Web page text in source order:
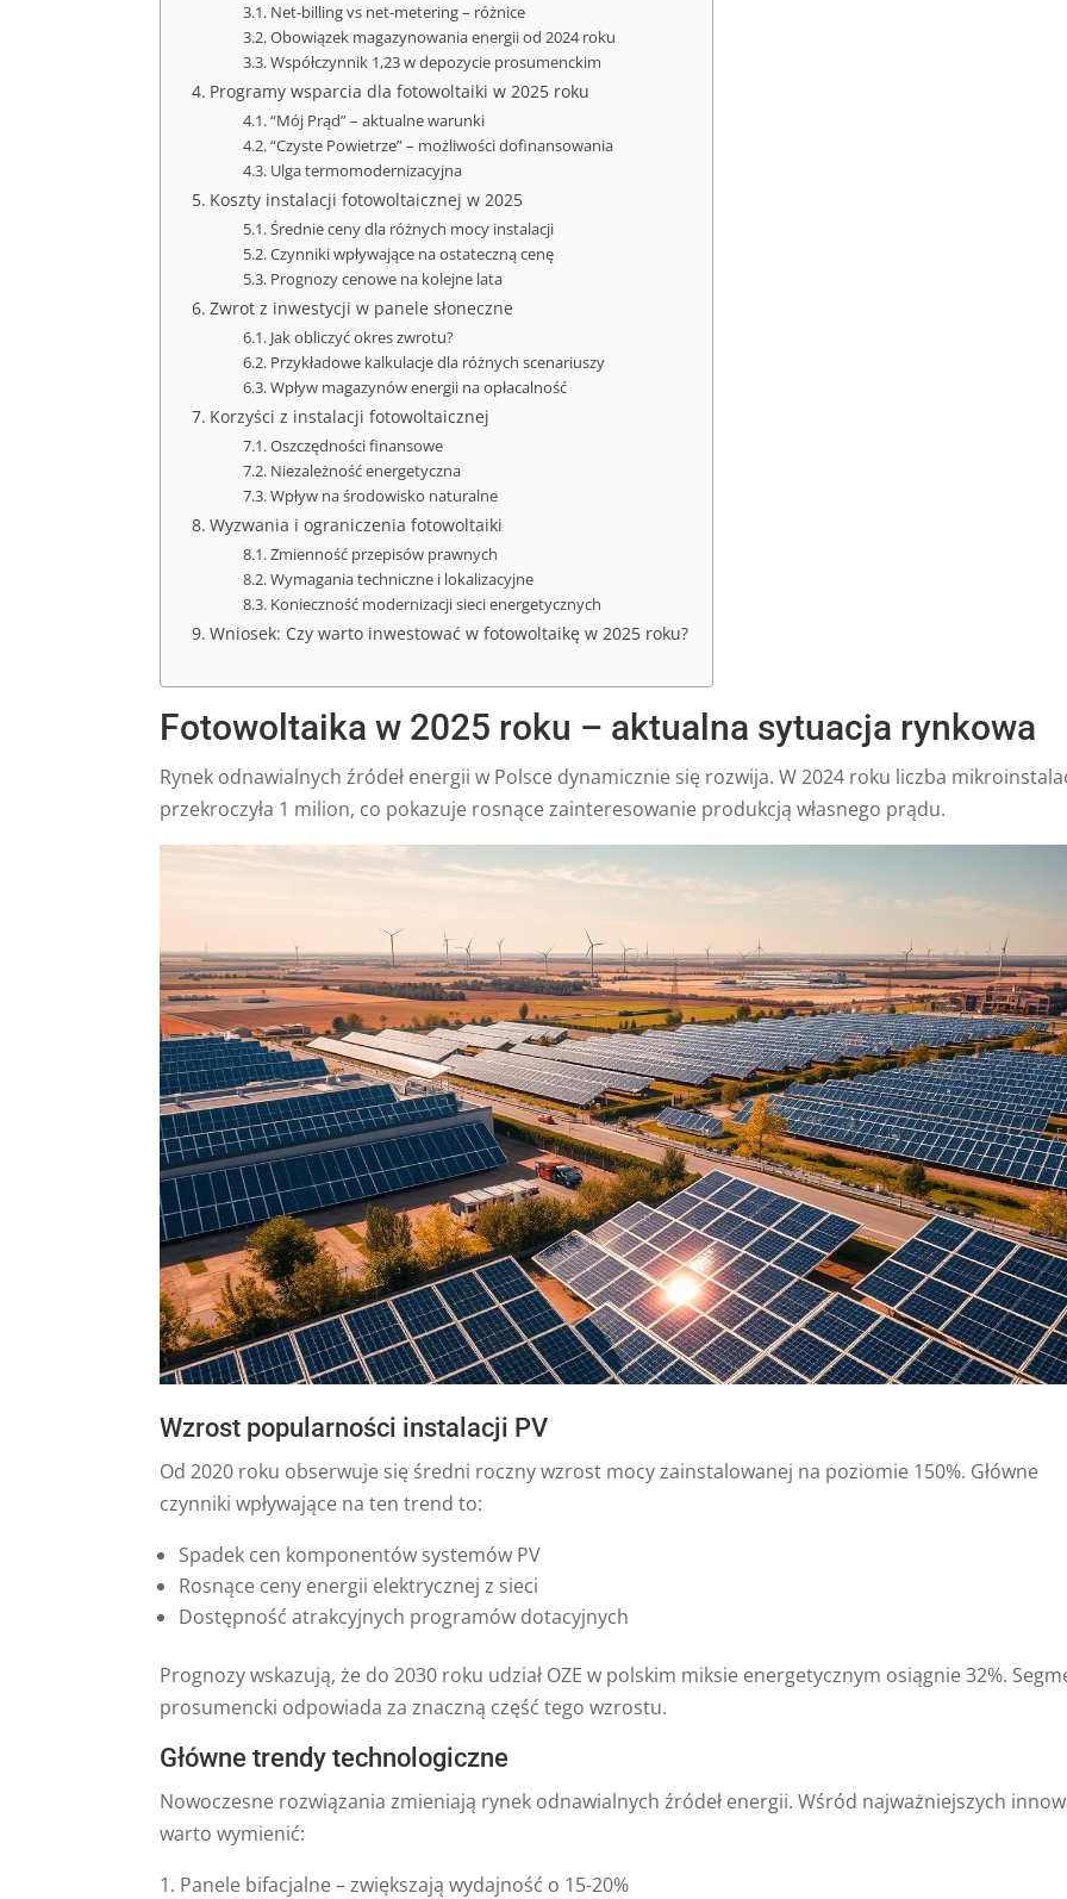
Net-billing vs net-metering – różnice
Obowiązek magazynowania energii od 2024 roku
Współczynnik 1,23 w depozycie prosumenckim
Programy wsparcia dla fotowoltaiki w 2025 roku
“Mój Prąd” – aktualne warunki
“Czyste Powietrze” – możliwości dofinansowania
Ulga termomodernizacyjna
Koszty instalacji fotowoltaicznej w 2025
Średnie ceny dla różnych mocy instalacji
Czynniki wpływające na ostateczną cenę
Prognozy cenowe na kolejne lata
Zwrot z inwestycji w panele słoneczne
Jak obliczyć okres zwrotu?
Przykładowe kalkulacje dla różnych scenariuszy
Wpływ magazynów energii na opłacalność
Korzyści z instalacji fotowoltaicznej
Oszczędności finansowe
Niezależność energetyczna
Wpływ na środowisko naturalne
Wyzwania i ograniczenia fotowoltaiki
Zmienność przepisów prawnych
Wymagania techniczne i lokalizacyjne
Konieczność modernizacji sieci energetycznych
Wniosek: Czy warto inwestować w fotowoltaikę w 2025 roku?
Fotowoltaika w 2025 roku – aktualna sytuacja rynkowa
Rynek odnawialnych źródeł energii w Polsce dynamicznie się rozwija. W 2024 roku liczba
przekroczyła 1 milion, co pokazuje rosnące zainteresowanie produkcją własnego prądu.
Wzrost popularności instalacji PV
Od 2020 roku obserwuje się średni roczny wzrost mocy zainstalowanej na poziomie 150%. Główne
czynniki wpływające na ten trend to:
Spadek cen komponentów systemów PV
Rosnące ceny energii elektrycznej z sieci
Dostępność atrakcyjnych programów dotacyjnych
Prognozy wskazują, że do 2030 roku udział OZE w polskim miksie energetycznym osiągnie 32%.
prosumencki odpowiada za znaczną część tego wzrostu.
Główne trendy technologiczne
Nowoczesne rozwiązania zmieniają rynek odnawialnych źródeł energii. Wśród najważniejszych
warto wymienić:
Panele bifacjalne – zwiększają wydajność o 15-20%